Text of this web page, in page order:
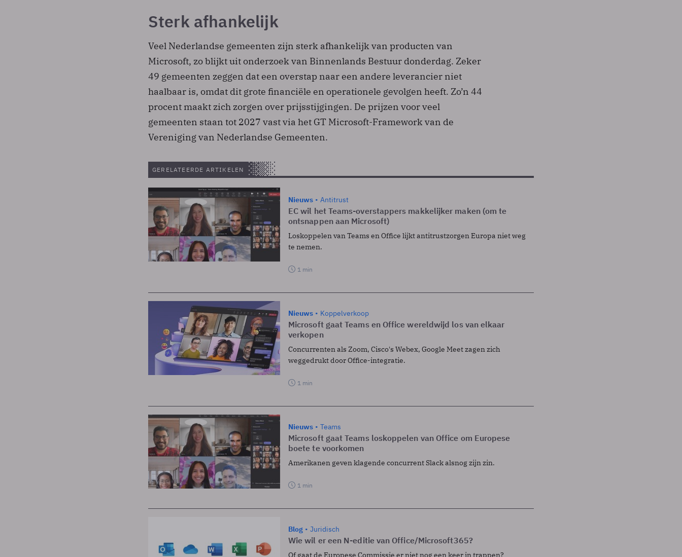
Sterk afhankelijk
Veel Nederlandse gemeenten zijn sterk afhankelijk van producten van
Microsoft, zo blijkt uit onderzoek van Binnenlands Bestuur donderdag. Zeker
49 gemeenten zeggen dat een overstap naar een andere leverancier niet
haalbaar is, omdat dit grote financiële en operationele gevolgen heeft. Zo’n 44
procent maakt zich zorgen over prijsstijgingen. De prijzen voor veel
gemeenten staan tot 2027 vast via het GT Microsoft-Framework van de
Vereniging van Nederlandse Gemeenten.
GERELATEERDE ARTIKELEN
Nieuws Antitrust
EC wil het Teams-overstappers makkelijker maken (om te
ontsnappen aan Microsoft)
Loskoppelen van Teams en Office lijkt antitrustzorgen Europa niet weg
te nemen.
1 min
Nieuws Koppelverkoop
Microsoft gaat Teams en Office wereldwijd los van elkaar
verkopen
Concurrenten als Zoom, Cisco's Webex, Google Meet zagen zich
weggedrukt door Office-integratie.
1 min
Nieuws Teams
Microsoft gaat Teams loskoppelen van Office om Europese
boete te voorkomen
Amerikanen geven klagende concurrent Slack alsnog zijn zin.
1 min
Blog Juridisch
Wie wil er een N-editie van Office/Microsoft365?
Of gaat de Europese Commissie er niet nog een keer in trappen?